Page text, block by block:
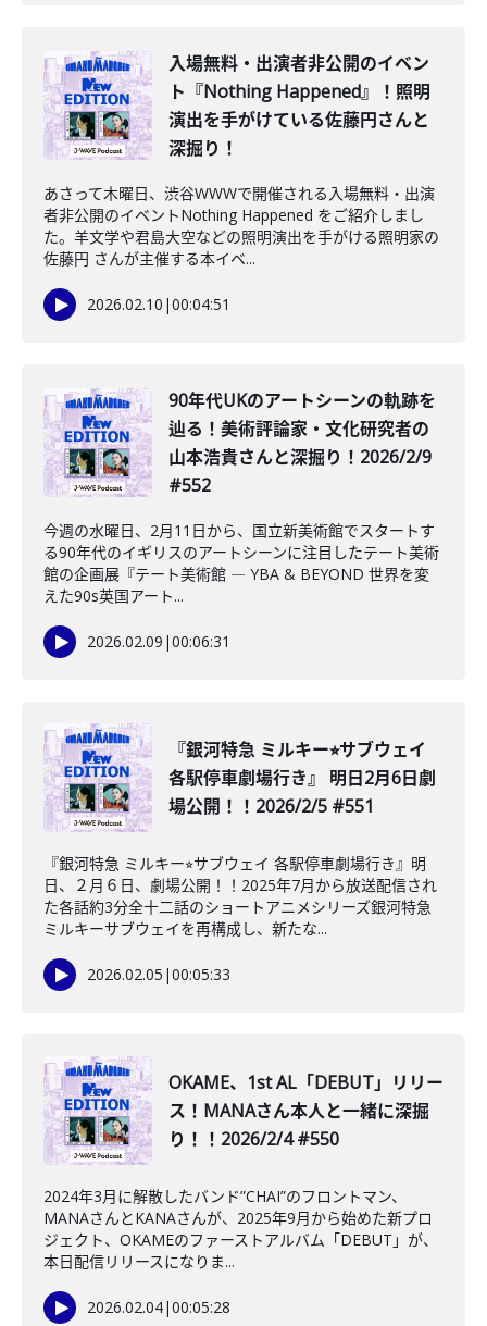
️入場無料・出演者非公開のイベン
ト『Nothing Happened』！照明
演出を手がけている佐藤円さんと
深掘り！
あさって木曜日、渋谷WWWで開催される入場無料・出演
者非公開のイベントNothing Happened をご紹介しまし
た。羊文学や君島大空などの照明演出を手がける照明家の
佐藤円 さんが主催する本イベ...
2026.02.10 |00:04:51
️90年代UKのアートシーンの軌跡を
辿る！美術評論家・文化研究者の
山本浩貴さんと深掘り！2026/2/9
#552
今週の水曜日、2月11日から、国立新美術館でスタートす
る90年代のイギリスのアートシーンに注目したテート美術
館の企画展『テート美術館 ― YBA & BEYOND 世界を変
えた90s英国アート...
2026.02.09 |00:06:31
『銀河特急 ミルキー⭐︎サブウェイ
各駅停車劇場行き』 明日2月6日劇
場公開！！2026/2/5 #551
『銀河特急 ミルキー⭐︎サブウェイ 各駅停車劇場行き』明
日、２月６日、劇場公開！！2025年7月から放送配信され
た各話約3分全十二話のショートアニメシリーズ銀河特急
ミルキーサブウェイを再構成し、新たな...
2026.02.05 |00:05:33
OKAME、1st AL「DEBUT」リリー
ス！MANAさん本人と一緒に深掘
り！！2026/2/4 #550
2024年3月に解散したバンド”CHAI”のフロントマン、
MANAさんとKANAさんが、2025年9月から始めた新プロ
ジェクト、OKAMEのファーストアルバム「DEBUT」が、
本日配信リリースになりま...
2026.02.04|00:05:28